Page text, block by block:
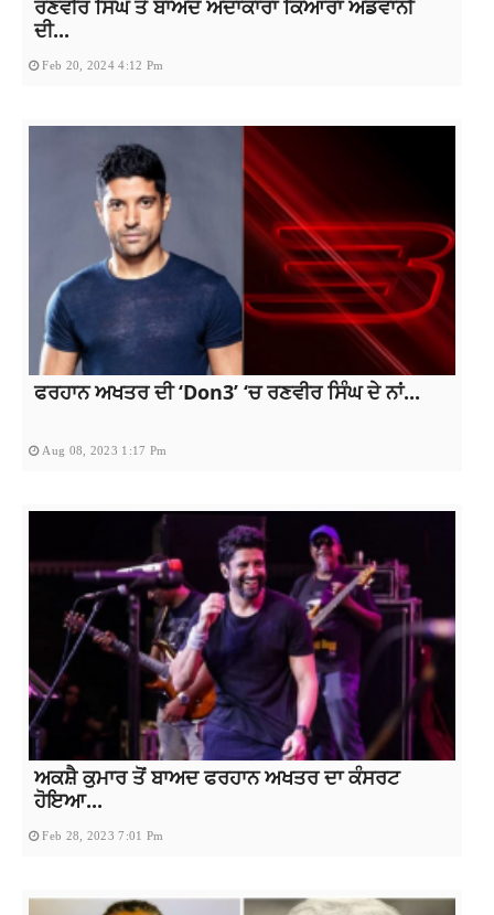
ਰਣਵੀਰ ਸਿੰਘ ਤੋਂ ਬਾਅਦ ਅਦਾਕਾਰਾ ਕਿਆਰਾ ਅਡਵਾਨੀ
ਦੀ...
Feb 20, 2024 4:12 Pm
ਫਰਹਾਨ ਅਖਤਰ ਦੀ ‘Don3’ ‘ਚ ਰਣਵੀਰ ਸਿੰਘ ਦੇ ਨਾਂ...
Aug 08, 2023 1:17 Pm
ਅਕਸ਼ੈ ਕੁਮਾਰ ਤੋਂ ਬਾਅਦ ਫਰਹਾਨ ਅਖਤਰ ਦਾ ਕੰਸਰਟ
ਹੋਇਆ...
Feb 28, 2023 7:01 Pm